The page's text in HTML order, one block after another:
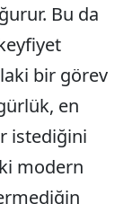
Bu da
bir görev
en
istediğini
modern